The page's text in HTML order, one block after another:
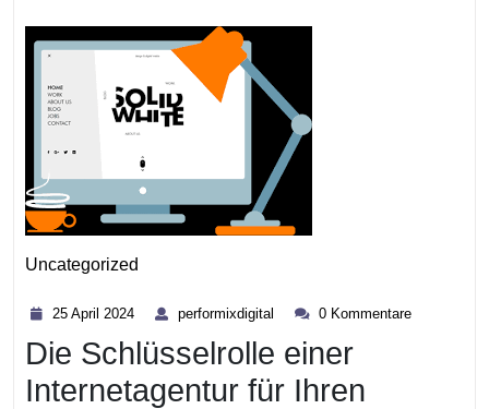
Uncategorized
25 April 2024
2024
performixdigital performixdigital
0 Kommentare
Die Schlüsselrolle einer
Internetagentur für Ihren